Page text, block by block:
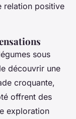
relation positive
sous
découvrir une
croquante,
offrent des
exploration